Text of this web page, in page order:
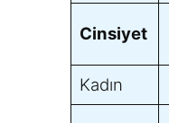
Cinsiyet
Kadın